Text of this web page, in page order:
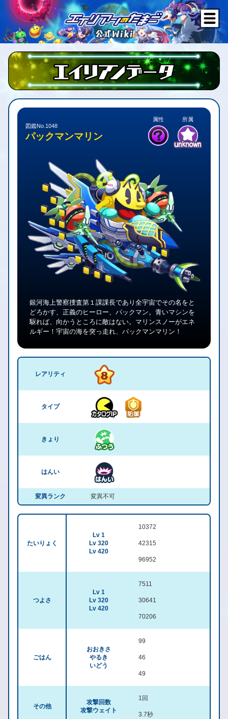
図鑑No.1048
パックマンマリン
属性 所属
銀河海上警察捜査第１課課長であり全宇宙でその名をと
どろかす、正義のヒーロー、パックマン。青いマシンを
駆れば、向かうところに敵はない。マリンスノーがエネ
ルギー！宇宙の海を突っ走れ、パックマンマリン！
レアリティ
タイプ
きょり
はんい
変異ランク 変異不可
たいりょく
Lv 1
Lv 320
Lv 420
10372
42315
96952
つよさ
Lv 1
Lv 320
Lv 420
7511
30641
70206
ごはん
おおきさ
やるき
いどう
99
46
49
その他
攻撃回数
攻撃ウェイト
1回
3.7秒